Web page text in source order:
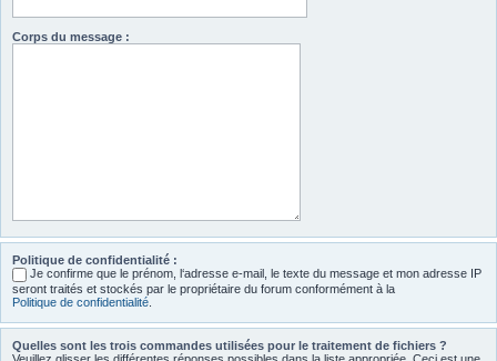
Corps du message :
Politique de confidentialité :
Je confirme que le prénom, l‘adresse e-mail, le texte du message et mon adresse IP
seront traités et stockés par le propriétaire du forum conformément à la
Politique de confidentialité
Quelles sont les trois commandes utilisées pour le traitement de fichiers ?